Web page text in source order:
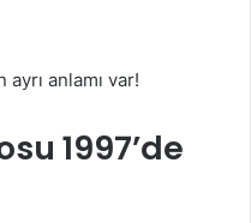
anlamı var!
1997’de